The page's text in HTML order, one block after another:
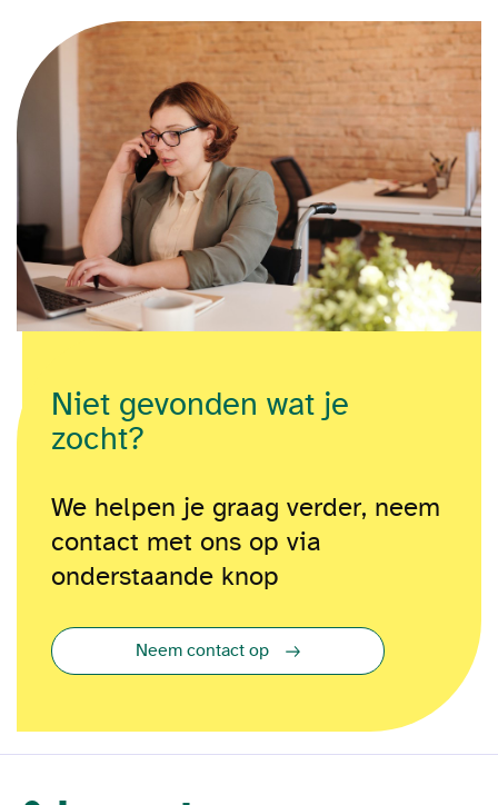
Niet gevonden wat je
zocht?
We helpen je graag verder, neem
contact met ons op via
onderstaande knop
Neem contact op